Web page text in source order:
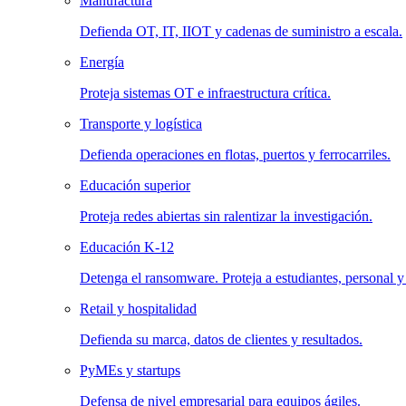
Defienda OT, IT, IIOT y cadenas de suministro a escala.
Energía
Proteja sistemas OT e infraestructura crítica.
Transporte y logística
Defienda operaciones en flotas, puertos y ferrocarriles.
Educación superior
Proteja redes abiertas sin ralentizar la investigación.
Educación K-12
Detenga el ransomware. Proteja a estudiantes, personal y
Retail y hospitalidad
Defienda su marca, datos de clientes y resultados.
PyMEs y startups
Defensa de nivel empresarial para equipos ágiles.